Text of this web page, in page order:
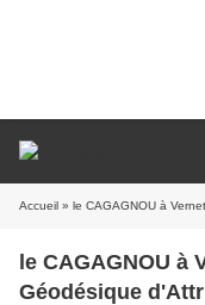
Accueil » le CAGAGNOU à Vernet : Comité
le CAGAGNOU à Vernet : Comité d'Adaptation
Géodésique